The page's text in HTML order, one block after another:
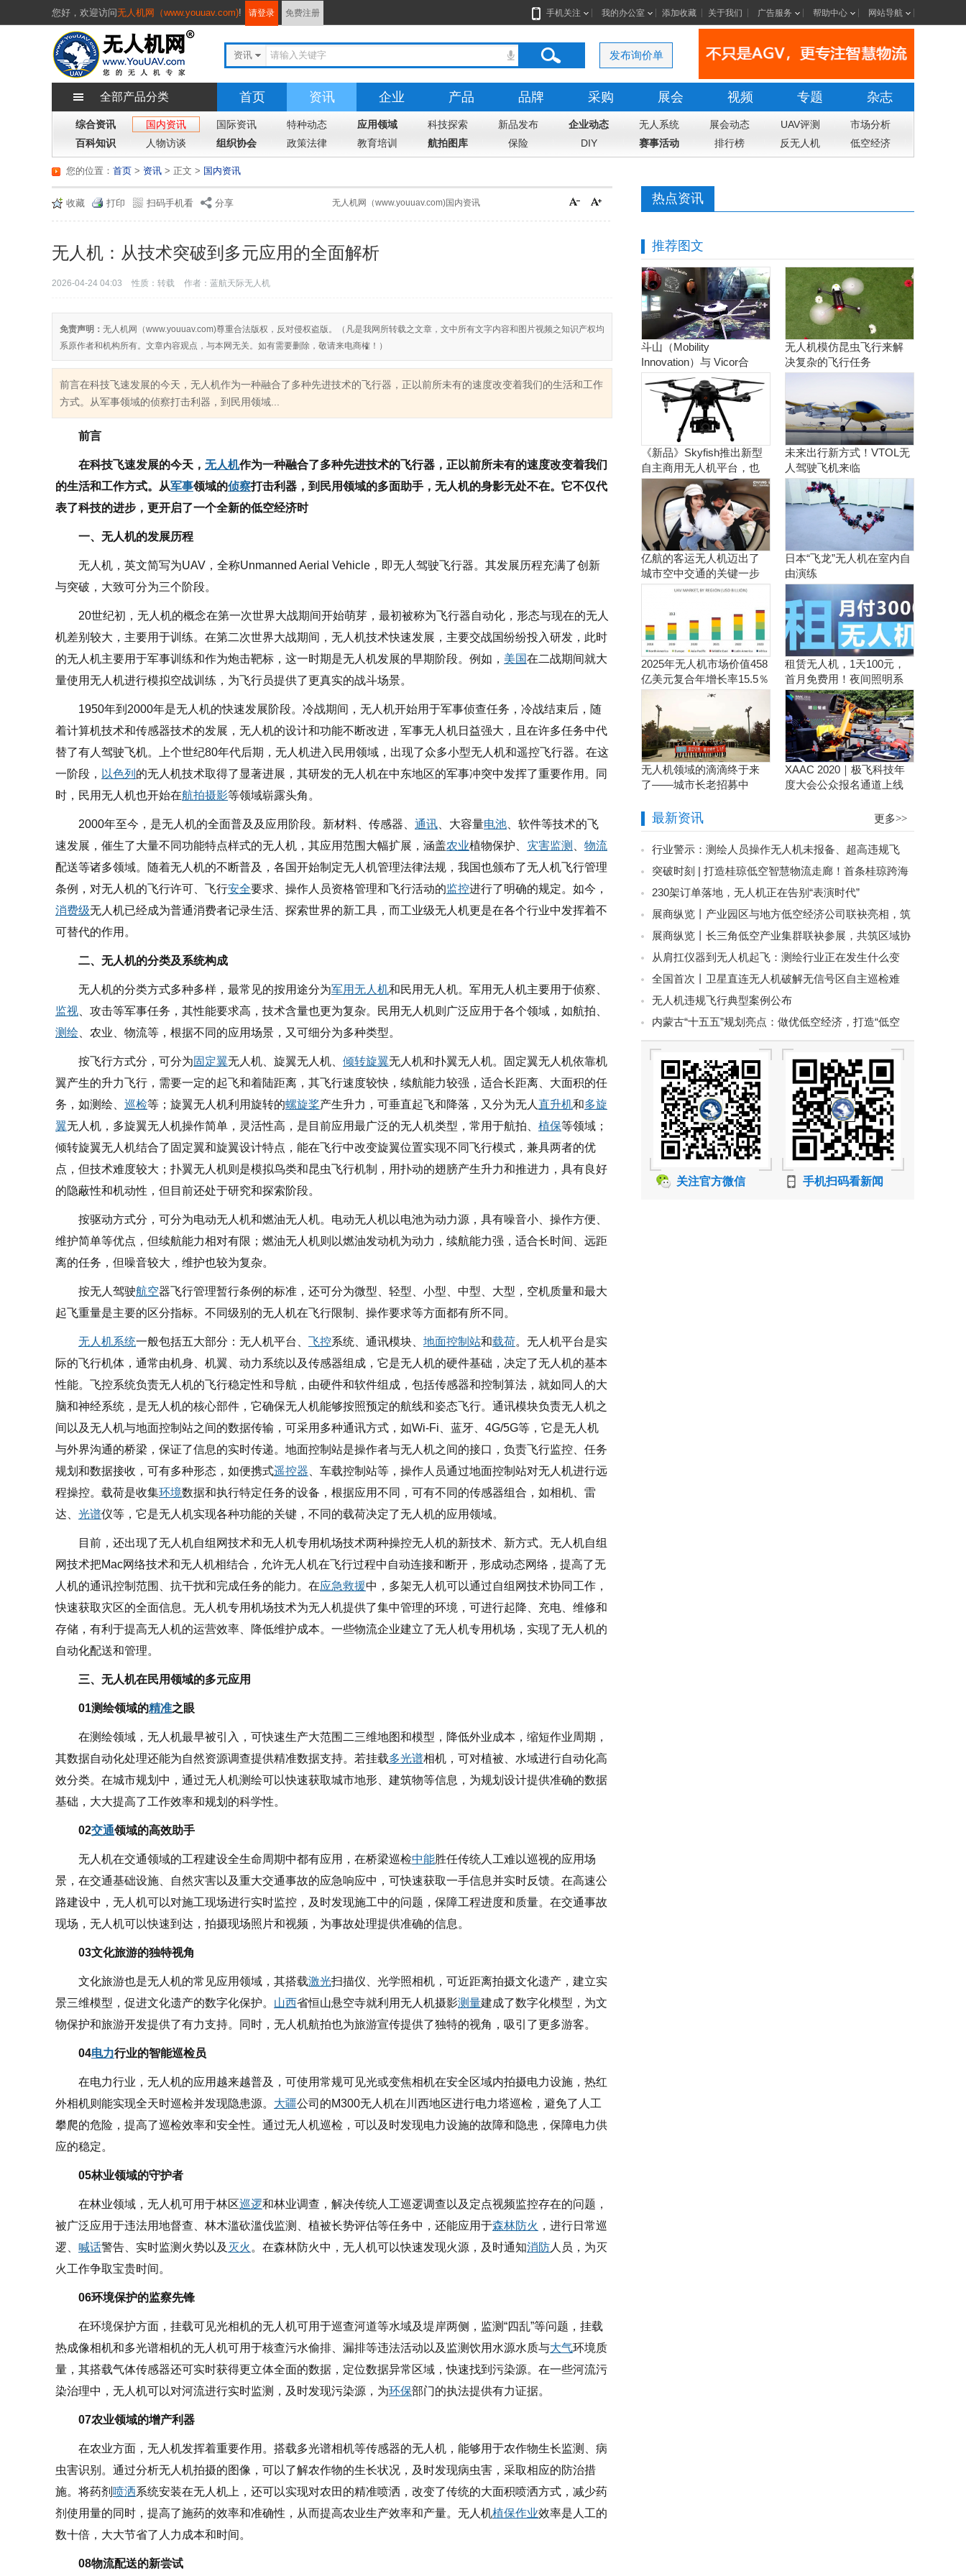
您好， 欢迎访问无人机网（www.youuav.com)! 请登录 免费注册 手机关注 我的办公室 添加收藏 关于我们 广告服务 帮助中心 网站导航
资讯 发布询价单
全部产品分类 首页 资讯 企业 产品 品牌 采购 展会 视频 专题 杂志
综合资讯 国内资讯 国际资讯 特种动态 应用领域 科技探索 新品发布 企业动态 无人系统 展会动态 UAV评测
市场分析
百科知识
人物访谈 组织协会 政策法律 教育培训 航拍图库 保险 DIY 赛事活动 排行榜 反无人机 低空经济
您的位置： 首页 > 资讯 > 国内资讯
> 正文
收藏 打印 扫码手机看 分享 无人机网（www.youuav.com)国内资讯
无人机：从技术突破到多元应用的全面解析
2026-04-24 04:03 性质：转载 作者：蓝航天际无人机
免责声明： 无人机网（www.youuav.com)尊重合法版权，反对侵权盗版。（凡是我网所转载之文章，文中所有文字内容和图片视频之知识产权均
系原作者和机构所有。文章内容观点，与本网无关。如有需要删除，敬请来电商榷！）
前言在科技飞速发展的今天，无人机作为一种融合了多种先进技术的飞行器，正以前所未有的速度改变着我们的生活和工作
方式。从军事领域的侦察打击利器，到民用领域...
前言
在科技飞速发展的今天， 无人机作为一种融合了多种先进技术的飞行器，正以前所未有的速度改变着我们
的生活和工作方式。从军事领域的侦察打击利器，到民用领域的多面助手，无人机的身影无处不在。它不仅代
表了科技的进步，更开启了一个全新的低空经济时
一、无人机的发展历程
无人机，英文简写为UAV，全称Unmanned Aerial Vehicle，即无人驾驶飞行器。其发展历程充满了创新
与突破，大致可分为三个阶段。
20世纪初，无人机的概念在第一次世界大战期间开始萌芽，最初被称为飞行器自动化，形态与现在的无人
机差别较大，主要用于训练。在第二次世界大战期间，无人机技术快速发展，主要交战国纷纷投入研发，此时
的无人机主要用于军事训练和作为炮击靶标，这一时期是无人机发展的早期阶段。例如， 美国在二战期间就大
量使用无人机进行模拟空战训练，为飞行员提供了更真实的战斗场景。
1950年到2000年是无人机的快速发展阶段。冷战期间，无人机开始用于军事侦查任务，冷战结束后，随
着计算机技术和传感器技术的发展，无人机的设计和功能不断改进，军事无人机日益强大，且在许多任务中代
替了有人驾驶飞机。上个世纪80年代后期，无人机进入民用领域，出现了众多小型无人机和遥控飞行器。在这
一阶段， 以色列 的无人机技术取得了显著进展，其研发的无人机在中东地区的军事冲突中发挥了重要作用。同
时，民用无人机也开始在航拍摄影等领域崭露头角。
2000年至今，是无人机的全面普及及应用阶段。新材料、传感器、 通讯 、大容量电池 、软件等技术的飞
速发展，催生了大量不同功能特点样式的无人机，其应用范围大幅扩展，涵盖农业植物保护、 灾害监测
物流
配送等诸多领域。随着无人机的不断普及，各国开始制定无人机管理法律法规，我国也颁布了无人机飞行管理
条例，对无人机的飞行许可、飞行安全要求、操作人员资格管理和飞行活动的监控进行了明确的规定。如今，
消费级无人机已经成为普通消费者记录生活、探索世界的新工具，而工业级无人机更是在各个行业中发挥着不
可替代的作用。
二、无人机的分类及系统构成
无人机的分类方式多种多样，最常见的按用途分为军用无人机和民用无人机。军用无人机主要用于侦察、
监视 、攻击等军事任务，其性能要求高，技术含量也更为复杂。民用无人机则广泛应用于各个领域，如航拍、
测绘 、农业、物流等，根据不同的应用场景，又可细分为多种类型。
按飞行方式分，可分为固定翼无人机、旋翼无人机、 倾转旋翼无人机和扑翼无人机。固定翼无人机依靠机
翼产生的升力飞行，需要一定的起飞和着陆距离，其飞行速度较快，续航能力较强，适合长距离、大面积的任
务，如测绘、 巡检等；旋翼无人机利用旋转的螺旋桨产生升力，可垂直起飞和降落，又分为无人 直升机和多旋
翼无人机，多旋翼无人机操作简单，灵活性高，是目前应用最广泛的无人机类型，常用于航拍、 植保等领域；
倾转旋翼无人机结合了固定翼和旋翼设计特点，能在飞行中改变旋翼位置实现不同飞行模式，兼具两者的优
点，但技术难度较大；扑翼无人机则是模拟鸟类和昆虫飞行机制，用扑动的翅膀产生升力和推进力，具有良好
的隐蔽性和机动性，但目前还处于研究和探索阶段。
按驱动方式分，可分为电动无人机和燃油无人机。电动无人机以电池为动力源，具有噪音小、操作方便、
维护简单等优点，但续航能力相对有限；燃油无人机则以燃油发动机为动力，续航能力强，适合长时间、远距
离的任务，但噪音较大，维护也较为复杂。
按无人驾驶航空器飞行管理暂行条例的标准，还可分为微型、轻型、小型、中型、大型，空机质量和最大
起飞重量是主要的区分指标。不同级别的无人机在飞行限制、操作要求等方面都有所不同。
无人机系统一般包括五大部分：无人机平台、 飞控系统、通讯模块、 地面控制站和载荷。无人机平台是实
际的飞行机体，通常由机身、机翼、动力系统以及传感器组成，它是无人机的硬件基础，决定了无人机的基本
性能。飞控系统负责无人机的飞行稳定性和导航，由硬件和软件组成，包括传感器和控制算法，就如同人的大
脑和神经系统，是无人机的核心部件，它确保无人机能够按照预定的航线和姿态飞行。通讯模块负责无人机之
间以及无人机与地面控制站之间的数据传输，可采用多种通讯方式，如Wi-Fi、蓝牙、4G/5G等，它是无人机
与外界沟通的桥梁，保证了信息的实时传递。地面控制站是操作者与无人机之间的接口，负责飞行监控、任务
规划和数据接收，可有多种形态，如便携式遥控器 、车载控制站等，操作人员通过地面控制站对无人机进行远
程操控。载荷是收集环境数据和执行特定任务的设备，根据应用不同，可有不同的传感器组合，如相机、雷
达、 光谱仪等，它是无人机实现各种功能的关键，不同的载荷决定了无人机的应用领域。
目前，还出现了无人机自组网技术和无人机专用机场技术两种操控无人机的新技术、新方式。无人机自组
网技术把Mac网络技术和无人机相结合，允许无人机在飞行过程中自动连接和断开，形成动态网络，提高了无
人机的通讯控制范围、抗干扰和完成任务的能力。在应急救援中，多架无人机可以通过自组网技术协同工作，
快速获取灾区的全面信息。无人机专用机场技术为无人机提供了集中管理的环境，可进行起降、充电、维修和
存储，有利于提高无人机的运营效率、降低维护成本。一些物流企业建立了无人机专用机场，实现了无人机的
自动化配送和管理。
三、无人机在民用领域的多元应用
01测绘领域的精准之眼
在测绘领域，无人机最早被引入，可快速生产大范围二三维地图和模型，降低外业成本，缩短作业周期，
其数据自动化处理还能为自然资源调查提供精准数据支持。若挂载多光谱相机，可对植被、水域进行自动化高
效分类。在城市规划中，通过无人机测绘可以快速获取城市地形、建筑物等信息，为规划设计提供准确的数据
基础，大大提高了工作效率和规划的科学性。
02交通领域的高效助手
无人机在交通领域的工程建设全生命周期中都有应用，在桥梁巡检中能胜任传统人工难以巡视的应用场
景，在交通基础设施、自然灾害以及重大交通事故的应急响应中，可快速获取一手信息并实时反馈。在高速公
路建设中，无人机可以对施工现场进行实时监控，及时发现施工中的问题，保障工程进度和质量。在交通事故
现场，无人机可以快速到达，拍摄现场照片和视频，为事故处理提供准确的信息。
03文化旅游的独特视角
文化旅游也是无人机的常见应用领域，其搭载激光扫描仪、光学照相机，可近距离拍摄文化遗产，建立实
景三维模型，促进文化遗产的数字化保护。 山西省恒山悬空寺就利用无人机摄影测量建成了数字化模型，为文
物保护和旅游开发提供了有力支持。同时，无人机航拍也为旅游宣传提供了独特的视角，吸引了更多游客。
04电力行业的智能巡检员
在电力行业，无人机的应用越来越普及，可使用常规可见光或变焦相机在安全区域内拍摄电力设施，热红
外相机则能实现全天时巡检并发现隐患源。 大疆公司的M300无人机在川西地区进行电力塔巡检，避免了人工
攀爬的危险，提高了巡检效率和安全性。通过无人机巡检，可以及时发现电力设施的故障和隐患，保障电力供
应的稳定。
05林业领域的守护者
在林业领域，无人机可用于林区巡逻和林业调查，解决传统人工巡逻调查以及定点视频监控存在的问题，
被广泛应用于违法用地督查、林木滥砍滥伐监测、植被长势评估等任务中，还能应用于森林防火 ，进行日常巡
逻、 喊话警告、实时监测火势以及 灭火 。在森林防火中，无人机可以快速发现火源，及时通知消防人员，为灭
火工作争取宝贵时间。
06环境保护的监察先锋
在环境保护方面，挂载可见光相机的无人机可用于巡查河道等水域及堤岸两侧，监测“四乱”等问题，挂载
热成像相机和多光谱相机的无人机可用于核查污水偷排、漏排等违法活动以及监测饮用水源水质与大气环境质
量，其搭载气体传感器还可实时获得更立体全面的数据，定位数据异常区域，快速找到污染源。在一些河流污
染治理中，无人机可以对河流进行实时监测，及时发现污染源，为环保部门的执法提供有力证据。
07农业领域的增产利器
在农业方面，无人机发挥着重要作用。搭载多光谱相机等传感器的无人机，能够用于农作物生长监测、病
虫害识别。通过分析无人机拍摄的图像，可以了解农作物的生长状况，及时发现病虫害，采取相应的防治措
施。将药剂 喷洒系统安装在无人机上，还可以实现对农田的精准喷洒，改变了传统的大面积喷洒方式，减少药
剂使用量的同时，提高了施药的效率和准确性，从而提高农业生产效率和产量。无人机植保作业效率是人工的
数十倍，大大节省了人力成本和时间。
08物流配送的新尝试
热点资讯
推荐图文
斗山（Mobility
Innovation）与 Vicor合
作。实现商用氢燃料电池
无人机
无人机模仿昆虫飞行来解
决复杂的飞行任务
《新品》Skyfish推出新型
自主商用无人机平台，也
可搭载Sony Alpha相机
未来出行新方式！VTOL无
人驾驶飞机来临
亿航的客运无人机迈出了
城市空中交通的关键一步
日本“飞龙”无人机在室内自
由演练
2025年无人机市场价值458
亿美元复合年增长率15.5％
租赁无人机，1天100元，
首月免费用！夜间照明系
统施工、抢险、应急救援
利器！
无人机领域的滴滴终于来
了——城市长老招募中
XAAC 2020｜极飞科技年
度大会公众报名通道上线
最新资讯 更多>>
行业警示：测绘人员操作无人机未报备、超高违规飞
行，公安依法对操作员作出 500 元罚款处罚
突破时刻 | 打造桂琼低空智慧物流走廊！首条桂琼跨海
低空物流航线试飞成功
230架订单落地，无人机正在告别“表演时代”
展商纵览丨产业园区与地方低空经济公司联袂亮相，筑
实低空产业集聚底座
展商纵览丨长三角低空产业集群联袂参展，共筑区域协
同创新生态
从肩扛仪器到无人机起飞：测绘行业正在发生什么变
化？全国首次丨卫星直连无人机破解无信号区自主巡检难
题！无人机违规飞行典型案例公布
内蒙古“十五五”规划亮点：做优低空经济，打造“低空
+旅游”新名片
关注官方微信 手机扫码看新闻